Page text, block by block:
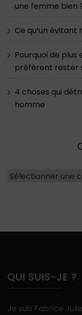
une femme bien
Ce qu’un
Pourquoi de plus
préfèrent rester
4 choses qui
homme
Catégories
QUI SUIS-JE ?
Je suis Fabrice